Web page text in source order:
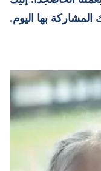
الخاصجدًا. إليك
بها اليوم.